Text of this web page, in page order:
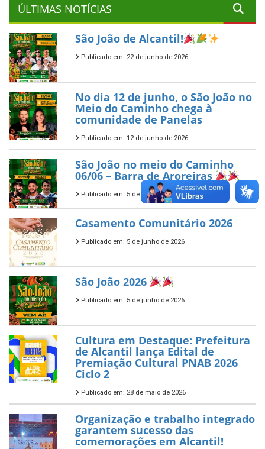
ÚLTIMAS NOTÍCIAS
São João de Alcantil!
Publicado em: 22 de junho de 2026
No dia 12 de junho, o São João no
Meio do Caminho chega à
comunidade de Panelas
Publicado em: 12 de junho de 2026
São João no meio do Caminho
06/06 – Barra de Aroreiras
Publicado em: 5 de junho de 2026
Casamento Comunitário 2026
Publicado em: 5 de junho de 2026
São João 2026
Publicado em: 5 de junho de 2026
Cultura em Destaque: Prefeitura
de Alcantil lança Edital de
Premiação Cultural PNAB 2026
Ciclo 2
Publicado em: 28 de maio de 2026
Organização e trabalho integrado
garantem sucesso das
comemorações em Alcantil!